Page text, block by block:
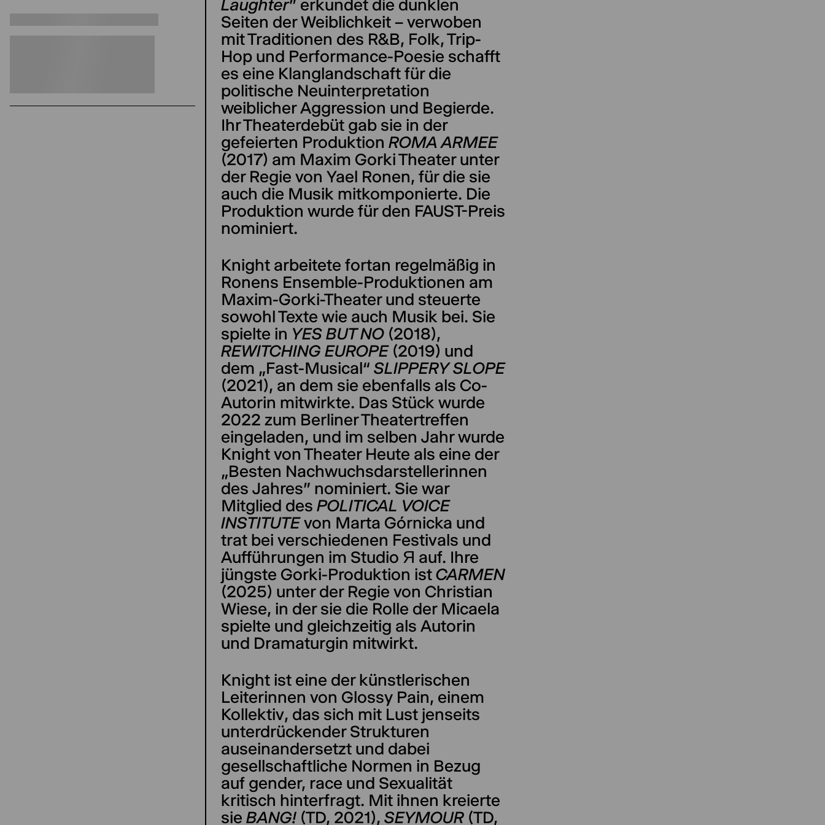
Laughter” erkundet die dunklen
Seiten der Weiblichkeit – verwoben
mit Traditionen des R&B, Folk, Trip-
Hop und Performance-Poesie schafft
es eine Klanglandschaft für die
politische Neuinterpretation
weiblicher Aggression und Begierde.
Ihr Theaterdebüt gab sie in der
gefeierten Produktion ROMA ARMEE
(2017) am Maxim Gorki Theater unter
der Regie von Yael Ronen, für die sie
auch die Musik mitkomponierte. Die
Produktion wurde für den FAUST-Preis
nominiert.
Knight arbeitete fortan regelmäßig in
Ronens Ensemble-Produktionen am
Maxim-Gorki-Theater und steuerte
sowohl Texte wie auch Musik bei. Sie
spielte in YES BUT NO (2018),
REWITCHING EUROPE(2019) und
dem „Fast-Musical“ SLIPPERY SLOPE
(2021), an dem sie ebenfalls als Co-
Autorin mitwirkte. Das Stück wurde
2022 zum Berliner Theatertreffen
eingeladen, und im selben Jahr wurde
Knight von Theater Heute als eine der
„Besten Nachwuchsdarstellerinnen
des Jahres” nominiert. Sie war
Mitglied des POLITICAL VOICE
INSTITUTEvon Marta Górnicka und
trat bei verschiedenen Festivals und
Aufführungen im Studio Я auf. Ihre
jüngste Gorki-Produktion istCARMEN
(2025) unter der Regie von Christian
Wiese, in der sie die Rolle der Micaela
spielte und gleichzeitig als Autorin
und Dramaturgin mitwirkt.
Knight ist eine der künstlerischen
Leiterinnen von Glossy Pain, einem
Kollektiv, das sich mit Lust jenseits
unterdrückender Strukturen
auseinandersetzt und dabei
gesellschaftliche Normen in Bezug
auf gender, race und Sexualität
kritisch hinterfragt. Mit ihnen kreierte
sie BANG! (TD, 2021), SEYMOUR (TD,